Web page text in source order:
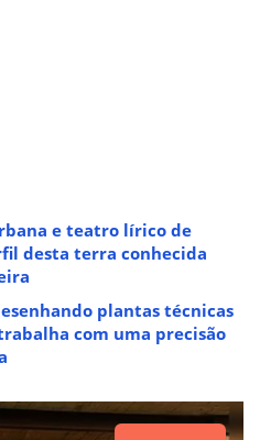
e teatro lírico de
desta terra conhecida
plantas técnicas
com uma precisão